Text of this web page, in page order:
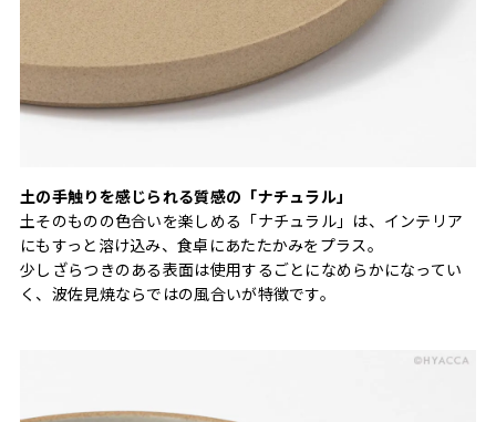
土の手触りを感じられる質感の「ナチュラル」
土そのものの色合いを楽しめる「ナチュラル」は、インテリア
にもすっと溶け込み、食卓にあたたかみをプラス。
少しざらつきのある表面は使用するごとになめらかになってい
く、波佐見焼ならではの風合いが特徴です。